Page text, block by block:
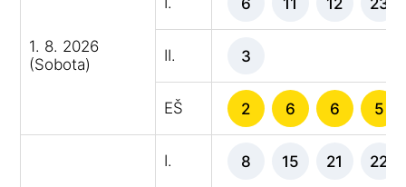
1. 8. 2026
(Sobota)
II. 3
EŠ 2 6 6 5
I. 8 15 21 22